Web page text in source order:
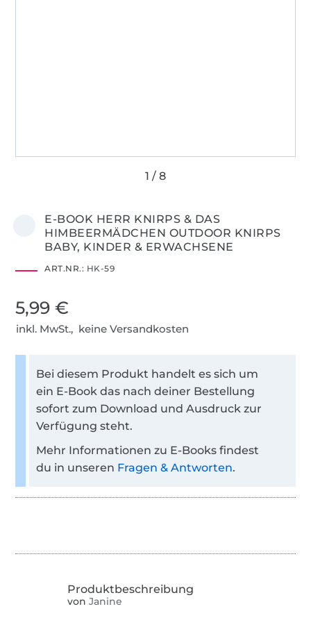
E-BOOK HERR KNIRPS & DAS
HIMBEERMÄDCHEN OUTDOOR KNIRPS
BABY, KINDER & ERWACHSENE
ART.NR.: HK-59
5,99 €
inkl. MwSt., keine Versandkosten
Bei diesem Produkt handelt es sich um
ein E-Book das nach deiner Bestellung
sofort zum Download und Ausdruck zur
Verfügung steht.
Mehr Informationen zu E-Books findest
du in unseren Fragen & Antworten.
von Janine